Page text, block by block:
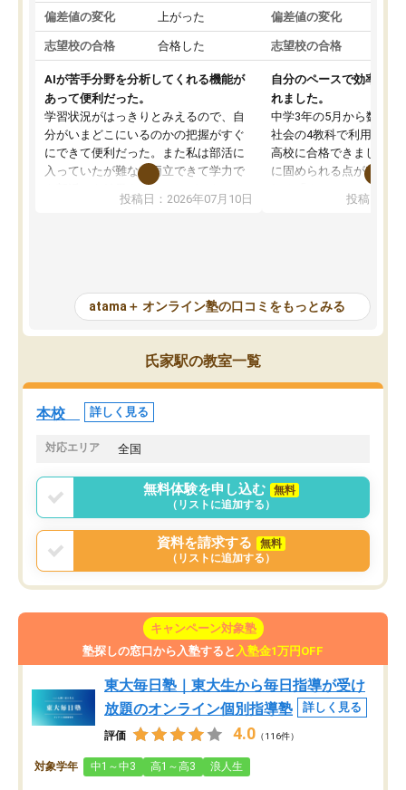
偏差値の変化 上がった
志望校の合格 合格した
AIが苦手分野を分析してくれる機能が
あって便利だった。
学習状況がはっきりとみえるので、自
分がいまどこにいるのかの把握がすぐ
にできて便利だった。また私は部活に
入っていたが難なく両立できて学力で
も部活でも結果を残すことができてよ
かった。また問題演習の際に、自分が
が、自分で自分の管理ができない人に
とっては難しい部分もあるのではない
かと思った。
投稿日：2026年07月10日
偏差値の変化
志望校の合格
自分のペースで効率よく
れました。
中学3年の5月から数学・
社会の4教科で利用し、
高校に合格できました。
に固められる点が魅力で
項目のおかげで、手軽
元数が可視化されるので
しながら意欲的に取り組
常に効果を実感している
すめできる塾です。
投稿日：
atama＋ オンライン塾の口コミをもっとみる
氏家駅の教室一覧
本校 詳しく見る
対応エリア 全国
無料体験を申し込む
無料
（リストに追加する）
資料を請求する
無料
（リストに追加する）
キャンペーン対象塾
塾探しの窓口から入塾すると 入塾金1万円OFF
東大毎日塾｜東大生から毎日指導が受け
放題のオンライン個別指導塾
詳しく見る
評価 4.0 （116件）
対象学年 中1～中3 高1～高3 浪人生